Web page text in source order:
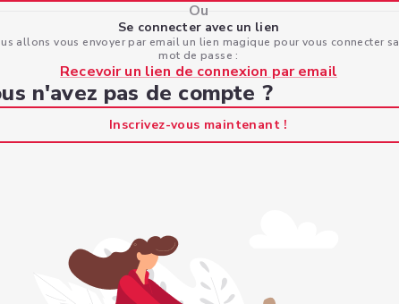
Ou
Se connecter avec un lien
allons vous envoyer par email un lien magique pour vous connecter
mot de passe :
Recevoir un lien de connexion par email
n'avez pas de compte ?
Inscrivez-vous maintenant !